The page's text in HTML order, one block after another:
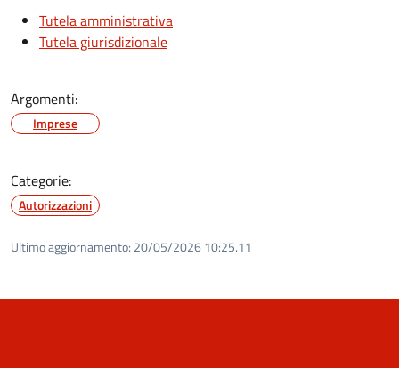
Tutela amministrativa
Tutela giurisdizionale
Argomenti:
Imprese
Categorie:
Autorizzazioni
Ultimo aggiornamento: 20/05/2026 10:25.11